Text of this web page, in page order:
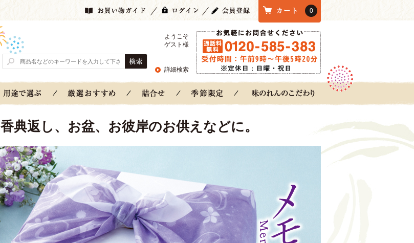
0
ようこそ
ゲスト様
詳細検索
香典返し、お盆、お彼岸のお供えなどに。